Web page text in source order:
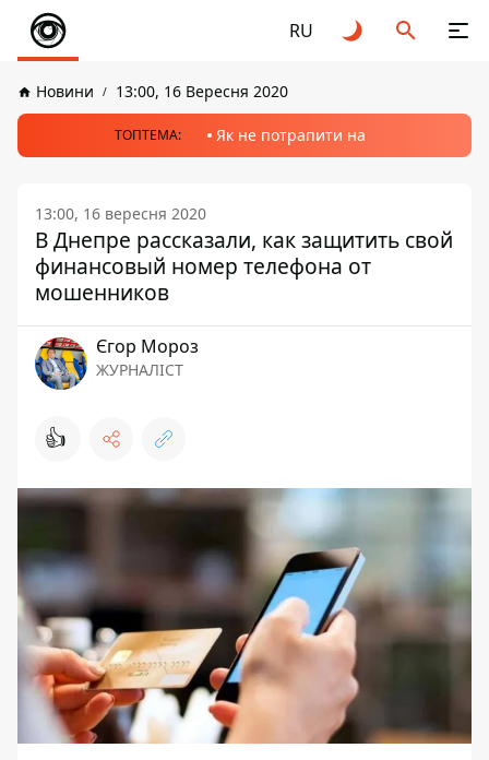
RU
Новини 13:00, 16 Вересня 2020
ТОПТЕМА: Як не потрапити на
13:00, 16 вересня 2020
В Днепре рассказали, как защитить свой
финансовый номер телефона от
мошенников
Єгор Мороз
ЖУРНАЛІСТ
👍